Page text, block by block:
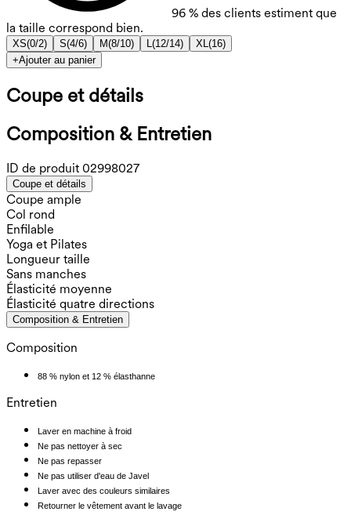
96 % des clients estiment que
la taille correspond bien.
XS(0/2) S(4/6) M(8/10) L(12/14) XL(16)
+Ajouter au panier
Coupe et détails
Composition & Entretien
ID de produit 02998027
Coupe et détails
Coupe ample
Col rond
Enfilable
Yoga et Pilates
Longueur taille
Sans manches
Élasticité moyenne
Élasticité quatre directions
Composition & Entretien
Composition
88 % nylon et 12 % élasthanne
Entretien
Laver en machine à froid
Ne pas nettoyer à sec
Ne pas repasser
Ne pas utiliser d'eau de Javel
Laver avec des couleurs similaires
Retourner le vêtement avant le lavage